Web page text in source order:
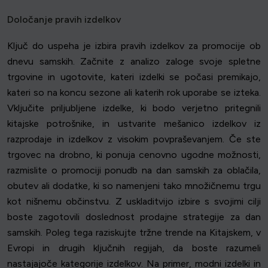
Določanje pravih izdelkov
Ključ do uspeha je izbira pravih izdelkov za promocije ob
dnevu samskih. Začnite z analizo zaloge svoje spletne
trgovine in ugotovite, kateri izdelki se počasi premikajo,
kateri so na koncu sezone ali katerih rok uporabe se izteka.
Vključite priljubljene izdelke, ki bodo verjetno pritegnili
kitajske potrošnike, in ustvarite mešanico izdelkov iz
razprodaje in izdelkov z visokim povpraševanjem. Če ste
trgovec na drobno, ki ponuja cenovno ugodne možnosti,
razmislite o promociji ponudb na dan samskih za oblačila,
obutev ali dodatke, ki so namenjeni tako množičnemu trgu
kot nišnemu občinstvu. Z uskladitvijo izbire s svojimi cilji
boste zagotovili doslednost prodajne strategije za dan
samskih. Poleg tega raziskujte tržne trende na Kitajskem, v
Evropi in drugih ključnih regijah, da boste razumeli
nastajajoče kategorije izdelkov. Na primer, modni izdelki in